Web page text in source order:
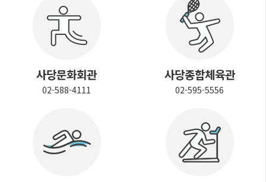
사당문화회관
02-588-4111
사당종합체육관
02-595-5556